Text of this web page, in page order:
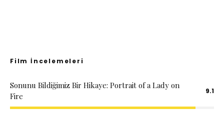
Film İncelemeleri
Sonunu Bildiğimiz Bir Hikaye: Portrait of a Lady on
Fire
9.1